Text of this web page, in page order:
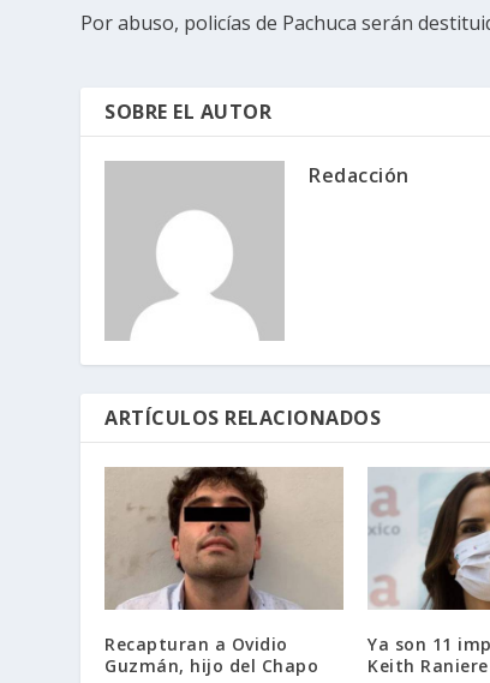
Por abuso, policías de Pachuca serán
SOBRE EL AUTOR
Redacción
ARTÍCULOS RELACIONADOS
Recapturan a Ovidio
Guzmán, hijo del Chapo
Ya son 11
Keith Raniere